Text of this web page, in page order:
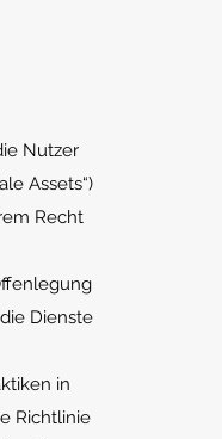
Nutzer
Assets“)
Recht
Dienste
in
Richtlinie